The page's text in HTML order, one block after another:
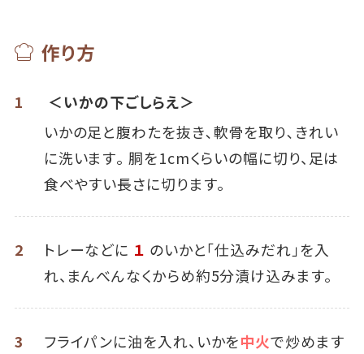
作り方
1
＜いかの下ごしらえ＞
いかの足と腹わたを抜き､軟骨を取り､きれい
に洗います｡ 胴を1cmくらいの幅に切り、足は
食べやすい長さに切ります。
2 トレーなどに １ のいかと「仕込みだれ」を入
れ、まんべんなくからめ約5分漬け込みます。
3 フライパンに油を入れ、いかを中火で炒めます